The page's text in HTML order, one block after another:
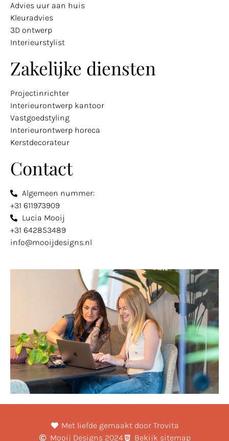
Advies uur aan huis
Kleuradvies
3D ontwerp
Interieurstylist
Zakelijke diensten
Projectinrichter
Interieurontwerp kantoor
Vastgoedstyling
Interieurontwerp horeca
Kerstdecorateur
Contact
Algemeen nummer:
+31 611973909
Lucia Mooij
+31 642853489
info@mooijdesigns.nl
Met liefde gemaakt door Trovita
Mooij Designs 2024
Bekijk sitemap